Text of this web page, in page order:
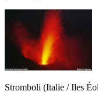
Stromboli (Italie / Iles